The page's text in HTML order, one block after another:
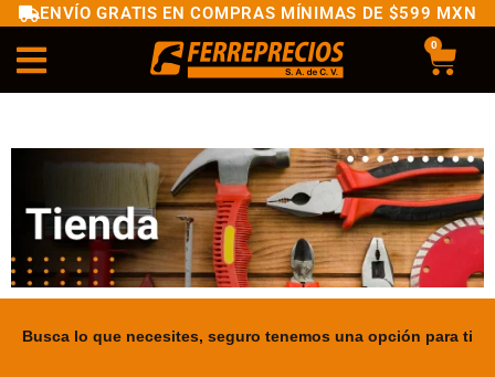
ENVÍO GRATIS EN COMPRAS MÍNIMAS DE $599 MXN
0
Busca lo que necesites, seguro tenemos una opción para ti